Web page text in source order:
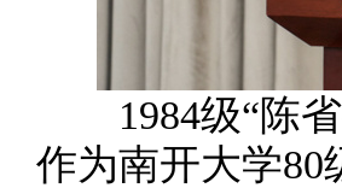
1984级“陈省
作为南开大学